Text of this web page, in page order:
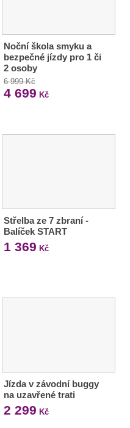
Noční škola smyku a
bezpečné jízdy pro 1 či
2 osoby
6 999 Kč
4 699 Kč
Střelba ze 7 zbraní -
Balíček START
1 369 Kč
Jízda v závodní buggy
na uzavřené trati
2 299 Kč